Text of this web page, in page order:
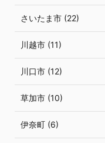
さいたま市 (22)
川越市 (11)
川口市 (12)
草加市 (10)
伊奈町 (6)